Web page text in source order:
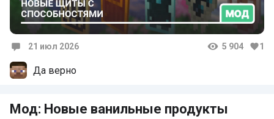
21 июл 2026 5 904 1
Да верно
Мод: Новые ванильные продукты